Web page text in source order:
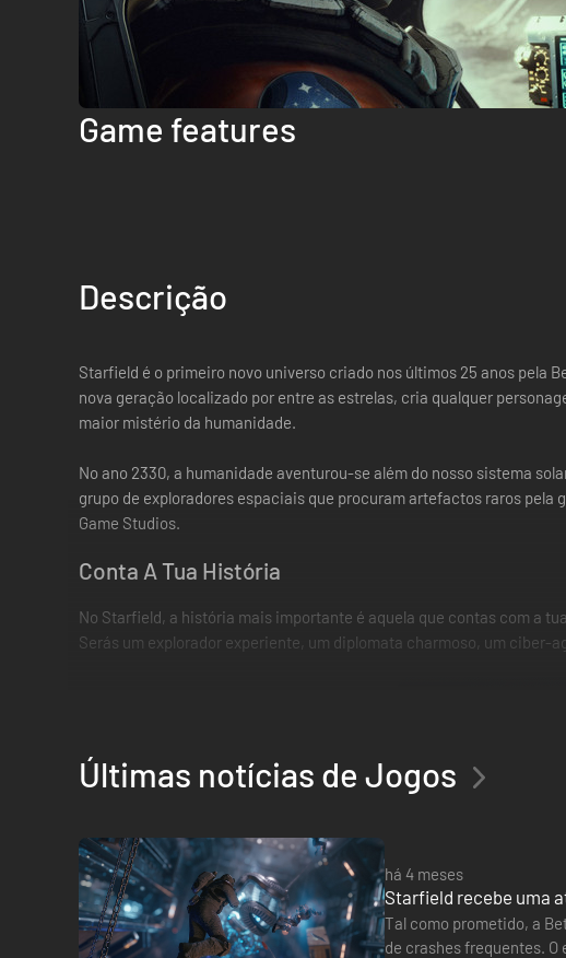
Game features
Descrição
Starfield é o primeiro novo universo criado nos últimos 25 anos pela
nova geração localizado por entre as estrelas, cria qualquer
maior mistério da humanidade.
No ano 2330, a humanidade aventurou-se além do nosso sistema
grupo de exploradores espaciais que procuram artefactos raros pela
Game Studios.
Conta A Tua História
No Starfield, a história mais importante é aquela que contas com a
Serás um explorador experiente, um diplomata charmoso, um ciber-
Últimas notícias de Jogos
há 4 meses
Starfield recebe uma
Tal como prometido, a
de crashes frequentes.